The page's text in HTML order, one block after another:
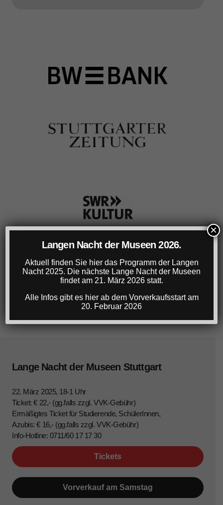
Lange Nacht der Museen Stuttgart
22. März 2025, 18-1 Uhr
Ticket: € 22,- (gg.falls zzgl. VVK-Gebühr)
Ermäßigtes Ticket für Studierende, SchülerInnen,
Azubis: € 16,- (gg.falls zzgl. VVK-Gebühr)
Info-Hotline: 0711/60 17 17 30
Tickets
Vorverkauf am Samstag
Langen Nacht der Museen 2026.
Aktuell finden Sie hier das Programm der Langen
Nacht 2025. Die nächste Lange Nacht der Museen
findet am 21. März 2026 statt.
Alle Infos gibt es hier ab dem Vorverkaufsstart am
20. Februar 2026
×